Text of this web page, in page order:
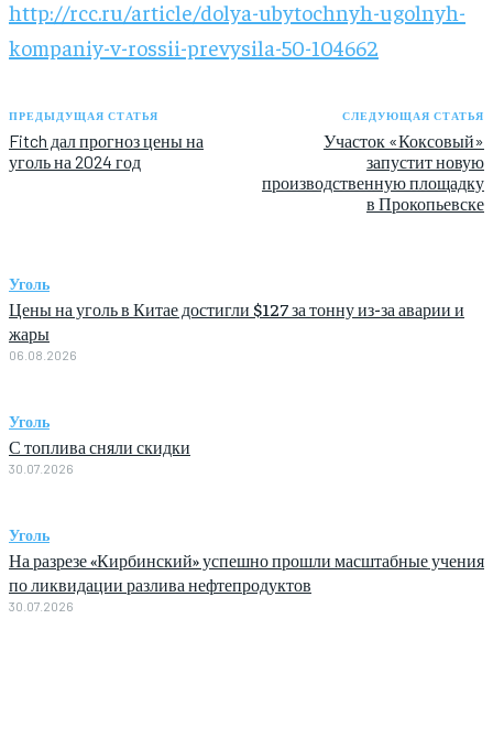
http://rcc.ru/article/dolya-ubytochnyh-ugolnyh-
kompaniy-v-rossii-prevysila-50-104662
ПРЕДЫДУЩАЯ СТАТЬЯ
Fitch дал прогноз цены на
уголь на 2024 год
СЛЕДУЮЩАЯ СТАТЬЯ
Участок «Коксовый»
запустит новую
производственную площадку
в Прокопьевске
Уголь
Цены на уголь в Китае достигли $127 за тонну из-за аварии и
жары
06.08.2026
Уголь
С топлива сняли скидки
30.07.2026
Уголь
На разрезе «Кирбинский» успешно прошли масштабные учения
по ликвидации разлива нефтепродуктов
30.07.2026